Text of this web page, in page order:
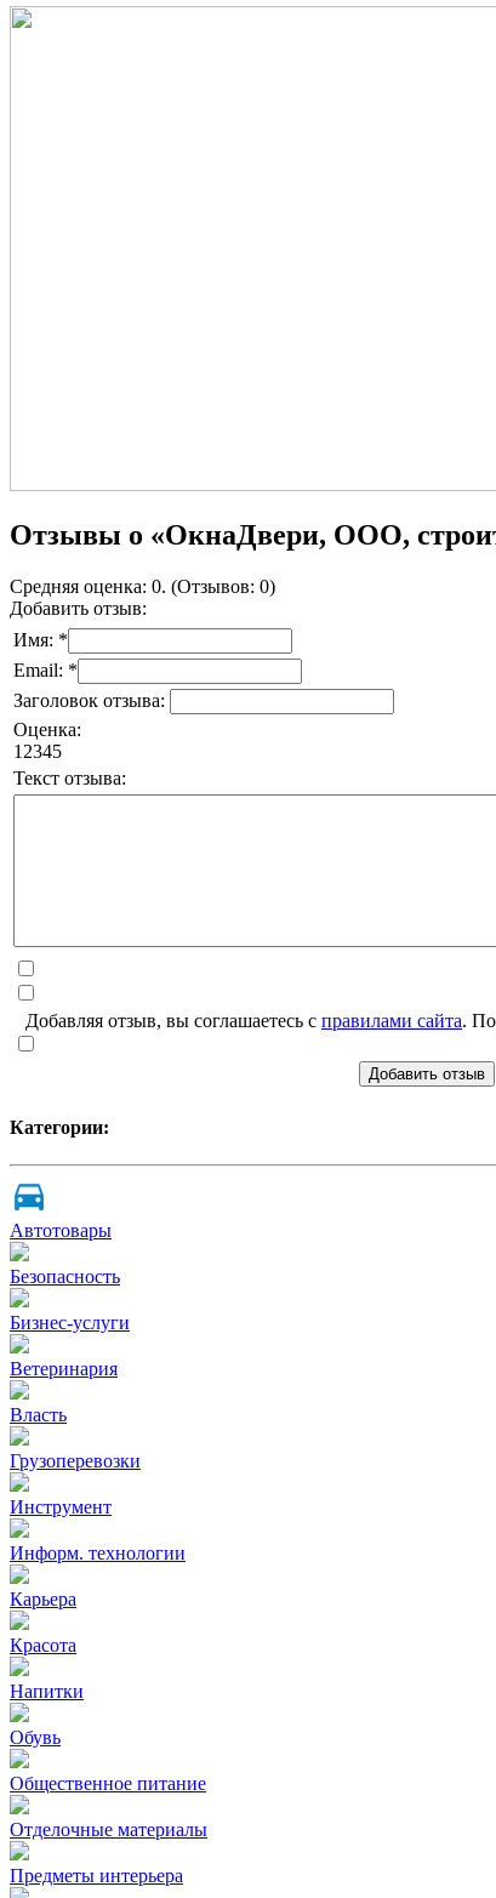
Отзывы о «ОкнаДвери, ООО,
Средняя оценка: 0. (Отзывов: 0)
Добавить отзыв:
Имя: *
Email: *
Заголовок отзыва:
Оценка:
1 2345
Текст отзыва:
Добавляя отзыв, вы соглашаетесь с правилами сайта.
Добавить отзыв
Категории:
Автотовары
Безопасность
Бизнес-услуги
Ветеринария
Власть
Грузоперевозки
Инструмент
Информ. технологии
Карьера
Красота
Напитки
Обувь
Общественное питание
Отделочные материалы
Предметы интерьера